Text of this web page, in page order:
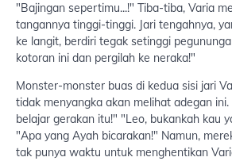
"Bajingan sepertimu...!" Tiba-tiba, Varia
tangannya tinggi-tinggi. Jari tengahnya,
ke langit, berdiri tegak setinggi
kotoran ini dan pergilah ke neraka!"
Monster-monster buas di kedua sisi jari
tidak menyangka akan melihat adegan
belajar gerakan itu!" "Leo, bukankah kau
"Apa yang Ayah bicarakan!" Namun,
tak punya waktu untuk menghentikan